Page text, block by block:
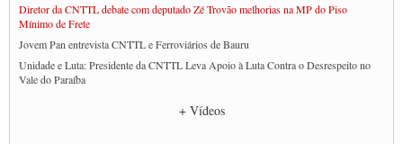
Diretor da CNTTL debate com deputado Zé Trovão melhorias na MP do Piso
Mínimo de Frete
Jovem Pan entrevista CNTTL e Ferroviários de Bauru
Unidade e Luta: Presidente da CNTTL Leva Apoio à Luta Contra o Desrespeito no
Vale do Paraíba
+ Vídeos